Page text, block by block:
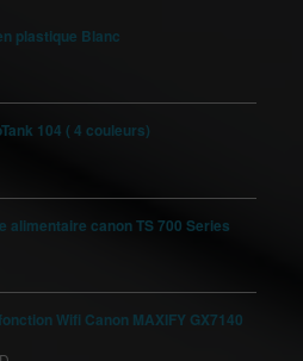
plastique Blanc
104 ( 4 couleurs)
alimentaire canon TS 700 Series
Wifi Canon MAXIFY GX7140